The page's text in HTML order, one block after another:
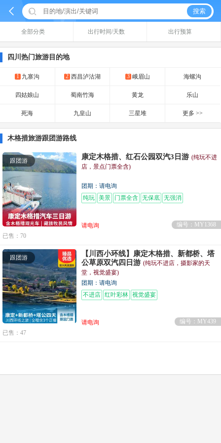
  搜索
全部分类 出行时间/天数 出行预算
四川热门旅游目的地
1 九寨沟 2 西昌泸沽湖 3 峨眉山 海螺沟
四姑娘山 蜀南竹海 黄龙 乐山
死海 九皇山 三星堆 更多 >>
木格措旅游跟团游路线
跟团游 康定木格措、红石公园双汽3日游 (纯玩不进
店，景点门票全含)
团期：请电询
纯玩 美景 门票全含 无保底 无强消
请电询
编号：MY1368
已售：70
跟团游
【川西小环线】康定木格措、新都桥、塔
公草原双汽四日游 (纯玩不进店，摄影家的天
堂，视觉盛宴)
团期：请电询
不进店 红叶彩林 视觉盛宴
请电询
编号：MY439
已售：47